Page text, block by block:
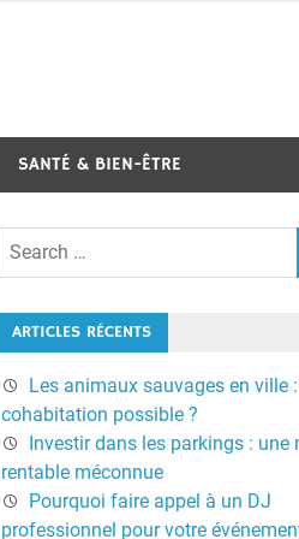
SANTÉ & BIEN-ÊTRE
ARTICLES RÉCENTS
Les animaux sauvages en ville :
cohabitation possible ?
Investir dans les parkings : une
rentable méconnue
Pourquoi faire appel à un DJ
professionnel pour votre